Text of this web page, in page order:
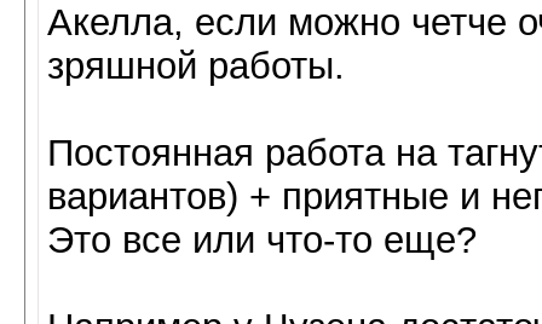
Акелла, если можно четче
зряшной работы.
Постоянная работа на
вариантов) + приятные и
Это все или что-то еще?